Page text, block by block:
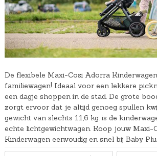
De flexibele Maxi-Cosi Adorra
familiewagen! Ideaal voor een lekkere
een dagje shoppen in de stad. De grote
zorgt ervoor dat je altijd genoeg spullen
gewicht van slechts 11,6 kg. is de
echte lichtgewichtwagen. Koop jouw Maxi-
Kinderwagen eenvoudig en snel bij Baby